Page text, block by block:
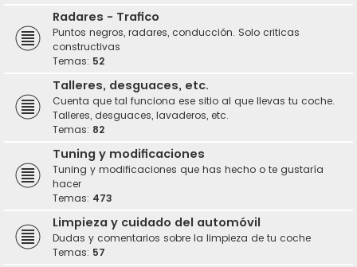
Radares - Trafico
Puntos negros, radares, conducción. Solo criticas
constructivas
Temas: 52
Talleres, desguaces, etc.
Cuenta que tal funciona ese sitio al que llevas tu coche.
Talleres, desguaces, lavaderos, etc.
Temas: 82
Tuning y modificaciones
Tuning y modificaciones que has hecho o te gustaría
hacer
Temas: 473
Limpieza y cuidado del automóvil
Dudas y comentarios sobre la limpieza de tu coche
Temas: 57